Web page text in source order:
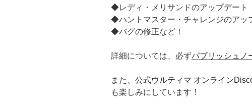
◆レディ・メリサンドのアップデート
◆ハントマスター・チャレンジのアッ
◆バグの修正など！
詳細については、必ずパブリッシュノ
また、 公式ウルティマ オンライン
も楽しみにしています！